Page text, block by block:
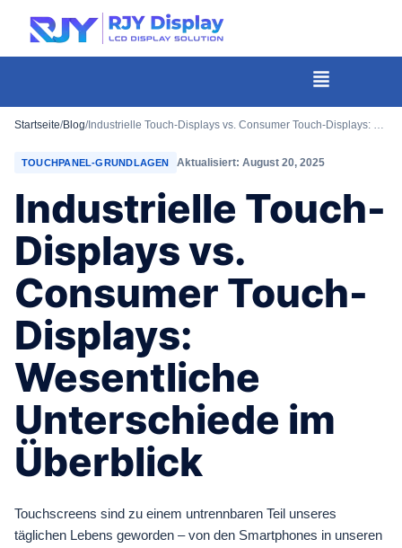
Wähle
für
Menü
Startseite/Blog/ Industrielle Touch-Displays vs. Consumer Touch-Displays: Wesentliche Unterschiede im Überblick
TOUCHPANEL-GRUNDLAGEN Aktualisiert: August 20, 2025
Industrielle Touch-
Displays vs.
Consumer Touch-
Displays:
Wesentliche
Unterschiede im
Überblick
Touchscreens sind zu einem untrennbaren Teil unseres
täglichen Lebens geworden – von den Smartphones in unseren